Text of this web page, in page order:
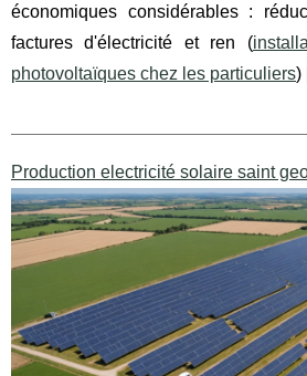
économiques considérables :
factures d'électricité et ren (
photovoltaïques chez les particuliers)
Production electricité solaire saint